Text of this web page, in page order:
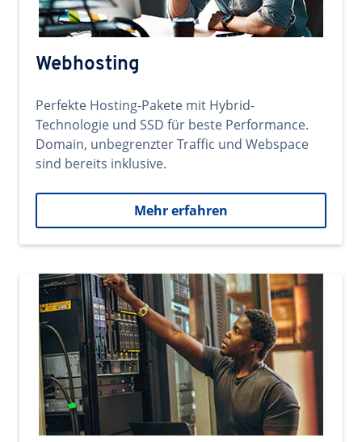
Webhosting
Perfekte Hosting-Pakete mit Hybrid-
Technologie und SSD für beste Performance.
Domain, unbegrenzter Traffic und Webspace
sind bereits inklusive.
Mehr erfahren